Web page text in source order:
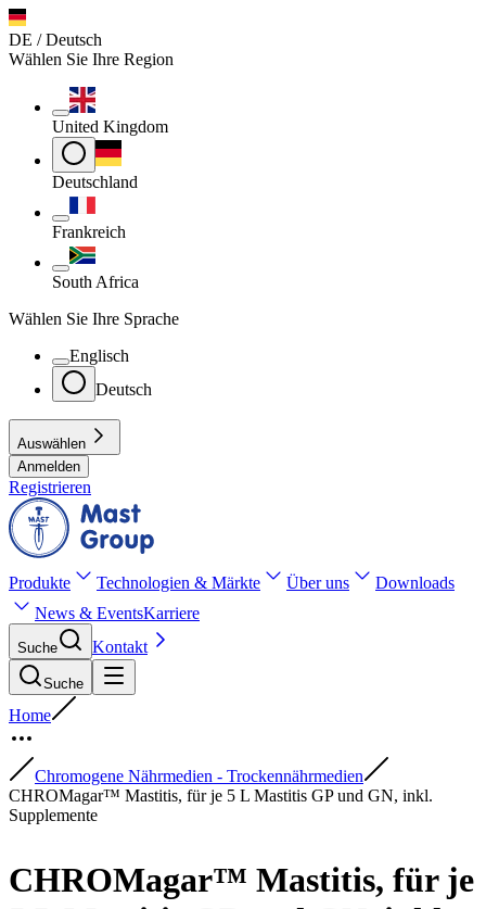
DE / Deutsch
Wählen Sie Ihre Region
United Kingdom
Deutschland
Frankreich
South Africa
Wählen Sie Ihre Sprache
Englisch
Deutsch
Auswählen
Anmelden
Registrieren
Produkte Technologien & Märkte Über uns
Downloads
News & EventsKarriere
Suche Kontakt
Suche
Home
Chromogene Nährmedien - Trockennährmedien
CHROMagar™ Mastitis, für je 5 L Mastitis GP und GN, inkl.
Supplemente
CHROMagar™ Mastitis, für je